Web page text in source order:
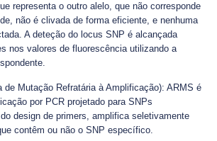
representa o outro alelo, que não corresponde
não é clivada de forma eficiente, e nenhuma
A deteção do locus SNP é alcançada
nos valores de fluorescência utilizando a
de Mutação Refratária à Amplificação): ARMS é
por PCR projetado para SNPs
design de primers, amplifica seletivamente
contêm ou não o SNP específico.